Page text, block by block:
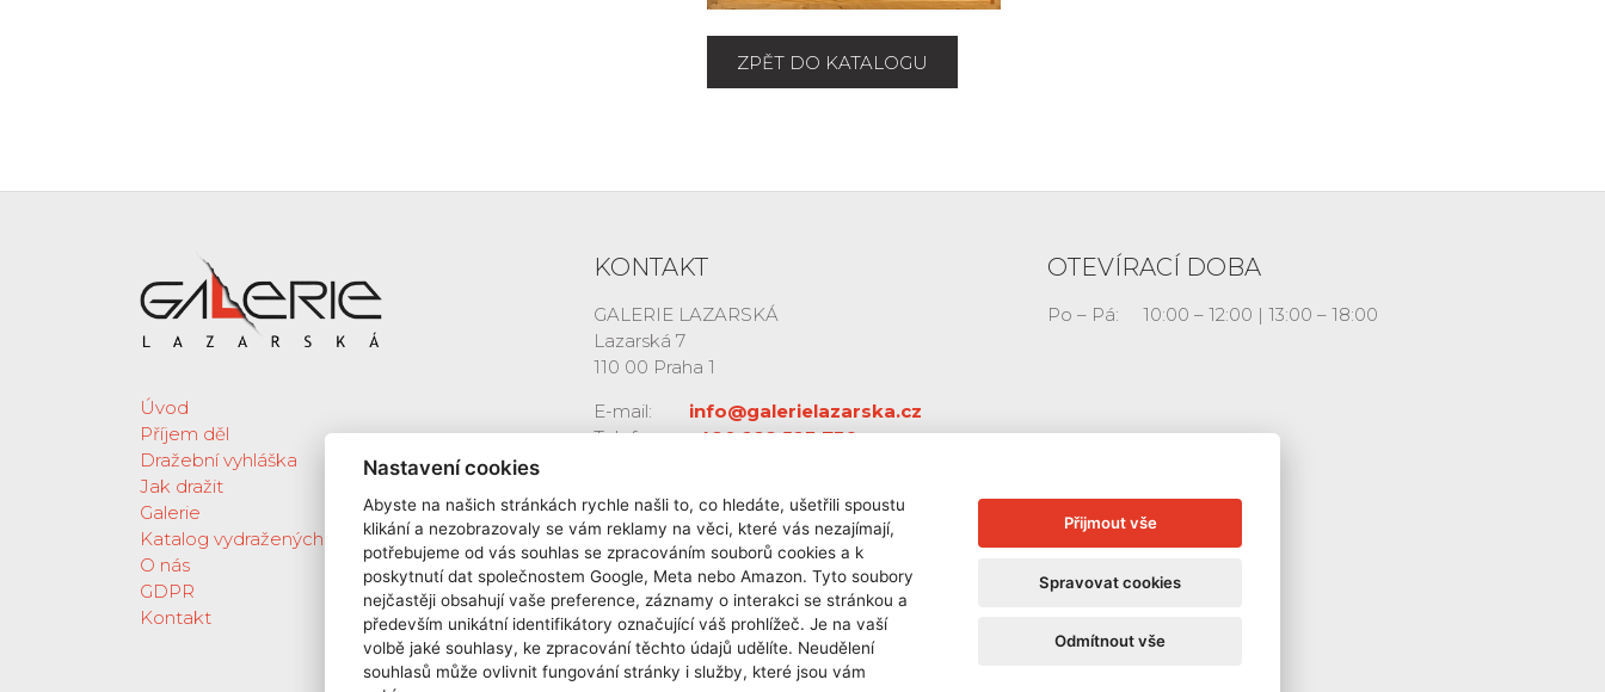
ZPĚT DO KATALOGU
Úvod
Příjem děl
Dražební vyhláška
Jak dražit
Galerie
Katalog vydražených děl
O nás
GDPR
Kontakt
KONTAKT
GALERIE LAZARSKÁ
Lazarská 7
110 00 Praha 1
E-mail:
info@galerielazarska.cz
Telefon:
+420 222 523 739
OTEVÍRACÍ DOBA
Po – Pá: 10:00 – 12:00 | 13:00 – 18:00
Nastavení cookies
Abyste na našich stránkách rychle našli to, co hledáte, ušetřili spoustu
klikání a nezobrazovaly se vám reklamy na věci, které vás nezajímají,
potřebujeme od vás souhlas se zpracováním souborů cookies a k
poskytnutí dat společnostem Google, Meta nebo Amazon. Tyto soubory
nejčastěji obsahují vaše preference, záznamy o interakci se stránkou a
především unikátní identifikátory označující váš prohlížeč. Je na vaší
volbě jaké souhlasy, ke zpracování těchto údajů udělíte. Neudělení
souhlasů může ovlivnit fungování stránky i služby, které jsou vám
Přijmout vše
Spravovat cookies
Odmítnout vše